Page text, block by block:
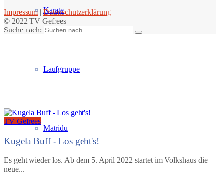
Karate
Laufgruppe
Matridu
Impressum| Datenschutzerklärung
© 2022 TV Gefrees
Suche nach:
TV Gefrees
Kugela Buff - Los geht's!
Es geht wieder los. Ab dem 5. April 2022 startet im Volkshaus die
neue...